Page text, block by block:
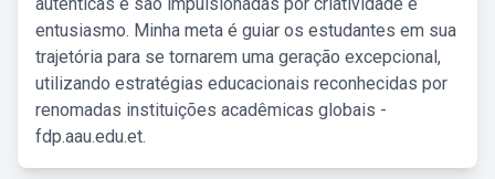
entusiasmo. Minha meta é guiar os estudantes em sua
trajetória para se tornarem uma geração excepcional,
utilizando estratégias educacionais reconhecidas por
renomadas instituições acadêmicas globais -
fdp.aau.edu.et.